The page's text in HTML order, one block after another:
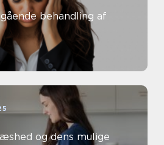
behandling af
og dens mulige